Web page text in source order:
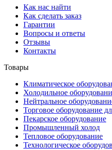
Как нас найти
Как сделать заказ
Гарантии
Вопросы и ответы
Отзывы
Контакты
Товары
Климатическое
Холодильное
Нейтральное
Торговое оборудование
Пекарское оборудование
Промышленный холод
Тепловое оборудование
Технологическое